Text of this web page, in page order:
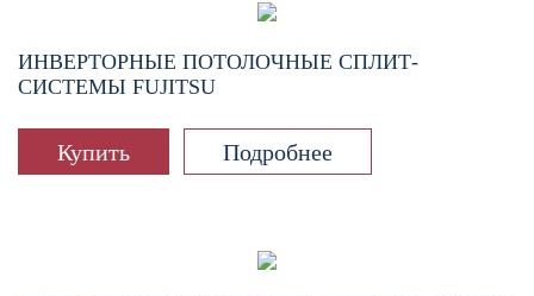
ИНВЕРТОРНЫЕ ПОТОЛОЧНЫЕ СПЛИТ-
СИСТЕМЫ FUJITSU
Купить Подробнее